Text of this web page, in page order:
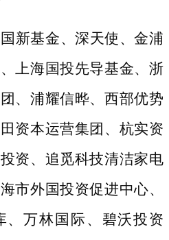
新基金、深天使、金浦
上海国投先导基金、浙
、浦耀信晔、西部优势
资本运营集团、杭实资
资、追觅科技清洁家电
市外国投资促进中心、
、万林国际、碧沃投资